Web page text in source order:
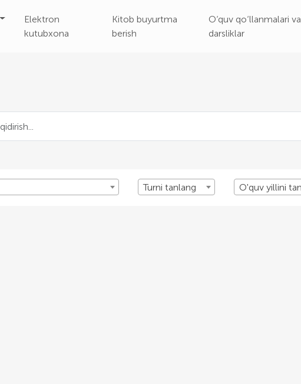
Elektron
kutubxona
Kitob buyurtma
berish
O‘quv qo‘llanmalari va
darsliklar
Turni tanlang